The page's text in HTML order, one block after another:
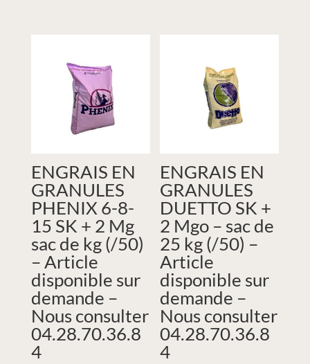
ENGRAIS EN
GRANULES
PHENIX 6-8-
15 SK + 2 Mg
sac de kg (/50)
– Article
disponible sur
demande –
Nous consulter
04.28.70.36.8
4
ENGRAIS EN
GRANULES
DUETTO SK +
2 Mgo – sac de
25 kg (/50) –
Article
disponible sur
demande –
Nous consulter
04.28.70.36.8
4